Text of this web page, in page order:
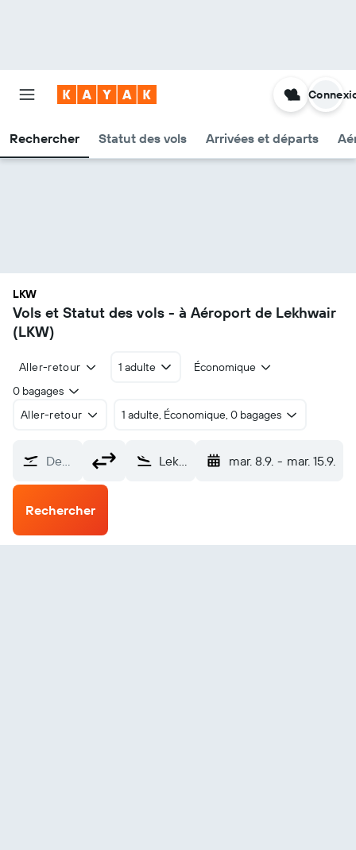
Rechercher Statut des vols Arrivées et départs
LKW
Vols et Statut des vols - à Aéroport de Lekhwair
(LKW)
Aller-retour 1 adulte
Économique
0 bagages
Aller-retour
1 adulte, Économique, 0 bagages
De… Lekhwair (LKW) mar. 8.9. - mar. 15.9.
Rechercher